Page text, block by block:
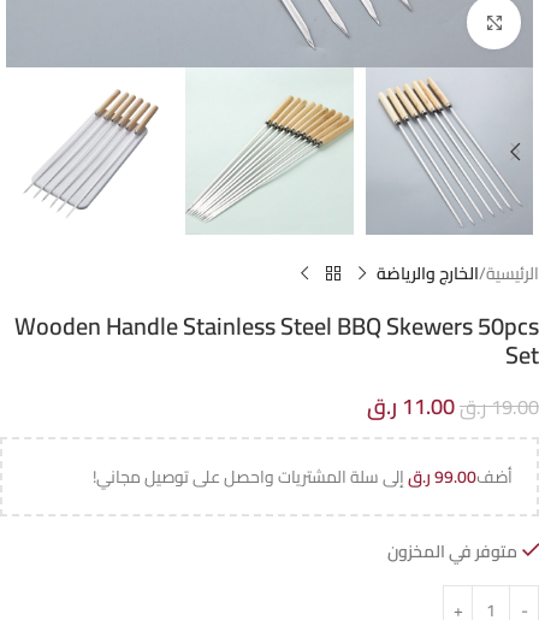
Click to enlarge
الرئيسية الخارج والرياضة
Wooden Handle Stainless Steel BBQ Skewers 50pcs
Set
19.00ر.ق11.00 ر.ق
أضف99.00ر.قإلى سلة المشتريات واحصل على توصيل مجاني!
متوفر في المخزون